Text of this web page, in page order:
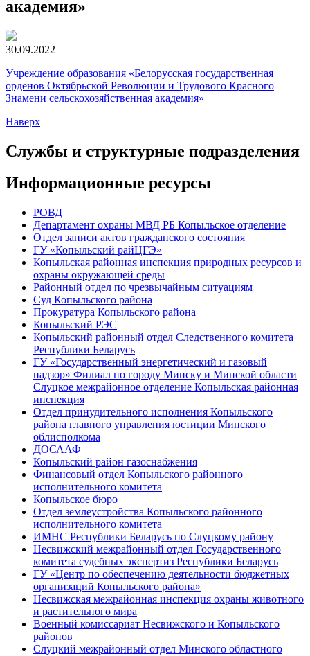
академия»
30.09.2022
Учреждение образования «Белорусская государственная
орденов Октябрьской Революции и Трудового Красного
Знамени сельскохозяйственная академия»
Наверх
Службы и структурные подразделения
Информационные ресурсы
РОВД
Департамент охраны МВД РБ Копыльское отделение
Отдел записи актов гражданского состояния
ГУ «Копыльский райЦГЭ»
Копыльская районная инспекция природных ресурсов и
охраны окружающей среды
Районный отдел по чрезвычайным ситуациям
Суд Копыльского района
Прокуратура Копыльского района
Копыльский РЭС
Копыльский районный отдел Следственного комитета
Республики Беларусь
ГУ «Государственный энергетический и газовый
надзор» Филиал по городу Минску и Минской области
Слуцкое межрайонное отделение Копыльская районная
инспекция
Отдел принудительного исполнения Копыльского
района главного управления юстиции Минского
облисполкома
ДОСААФ
Копыльский район газоснабжения
Финансовый отдел Копыльского районного
исполнительного комитета
Копыльское бюро
Отдел землеустройства Копыльского районного
исполнительного комитета
ИМНС Республики Беларусь по Слуцкому району
Несвижский межрайонный отдел Государственного
комитета судебных экспертиз Республики Беларусь
ГУ «Центр по обеспечению деятельности бюджетных
организаций Копыльского района»
Несвижская межрайонная инспекция охраны животного
и растительного мира
Военный комиссариат Несвижского и Копыльского
районов
Слуцкий межрайонный отдел Минского областного